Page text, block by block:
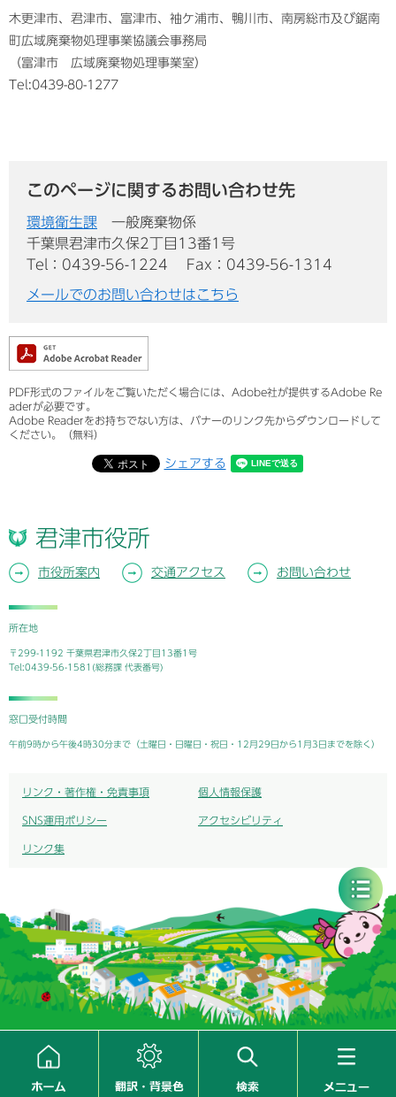
木更津市、君津市、富津市、袖ケ浦市、鴨川市、南房総市及び鋸南
町広域廃棄物処理事業協議会事務局
（富津市 広域廃棄物処理事業室）
Tel:0439-80-1277
このページに関するお問い合わせ先
環境衛生課
一般廃棄物係
千葉県君津市久保2丁目13番1号
Tel：0439-56-1224
Fax：0439-56-1314
メールでのお問い合わせはこちら
PDF形式のファイルをご覧いただく場合には、Adobe社が提供するAdobe Re
aderが必要です。
Adobe Readerをお持ちでない方は、バナーのリンク先からダウンロードして
ください。（無料）
シェアする
君津市役所
市役所案内 交通アクセス お問い合わせ
所在地
〒299-1192 千葉県君津市久保2丁目13番1号
Tel:0439-56-1581(総務課 代表番号)
窓口受付時間
午前9時から午後4時30分まで（土曜日・日曜日・祝日・12月29日から1月3日までを除く）
リンク・著作権・免責事項 個人情報保護
SNS運用ポリシー アクセシビリティ
リンク集